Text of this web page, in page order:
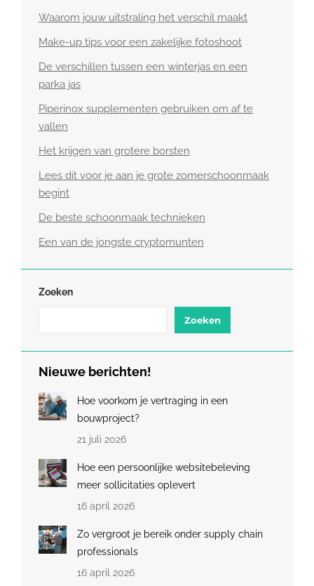
Waarom jouw uitstraling het verschil maakt
Make-up tips voor een zakelijke fotoshoot
De verschillen tussen een winterjas en een
parka jas
Piperinox supplementen gebruiken om af te
vallen
Het krijgen van grotere borsten
Lees dit voor je aan je grote zomerschoonmaak
begint
De beste schoonmaak technieken
Een van de jongste cryptomunten
Zoeken
Zoeken
Nieuwe berichten!
Hoe voorkom je vertraging in een
bouwproject?
21 juli 2026
Hoe een persoonlijke websitebeleving
meer sollicitaties oplevert
16 april 2026
Zo vergroot je bereik onder supply chain
professionals
16 april 2026